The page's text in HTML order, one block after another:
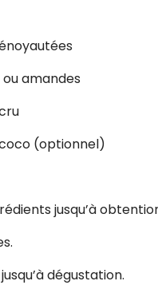
amandes
coco (optionnel)
jusqu’à
dégustation.